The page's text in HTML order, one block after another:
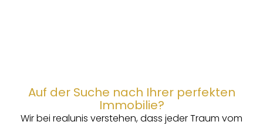
Auf der Suche nach Ihrer perfekten
Immobilie?
Wir bei realunis verstehen, dass jeder Traum vom